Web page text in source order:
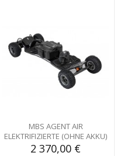
MBS AGENT AIR
ELEKTRIFIZIERTE (OHNE AKKU)
2 370,00 €